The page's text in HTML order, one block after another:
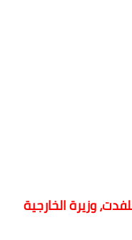
وزيرة الخارجية